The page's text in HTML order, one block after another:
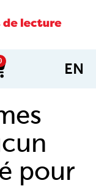
in cart EN
pour